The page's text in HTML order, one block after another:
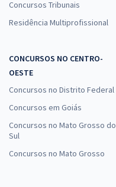
Concursos Tribunais
Residência Multiprofissional
CONCURSOS NO CENTRO-
OESTE
Concursos no Distrito Federal
Concursos em Goiás
Concursos no Mato Grosso do
Sul
Concursos no Mato Grosso